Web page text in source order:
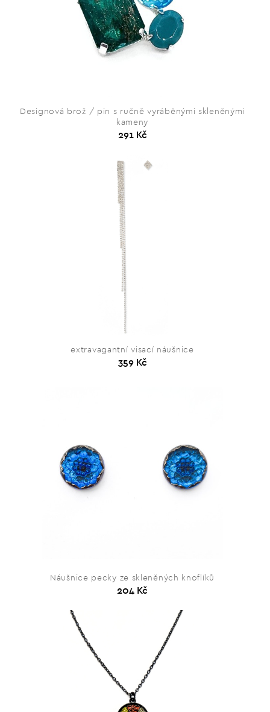
Designová brož / pin s ručně vyráběnými skleněnými
kameny
291 Kč
extravagantní visací náušnice
359 Kč
Náušnice pecky ze skleněných knoflíků
204 Kč